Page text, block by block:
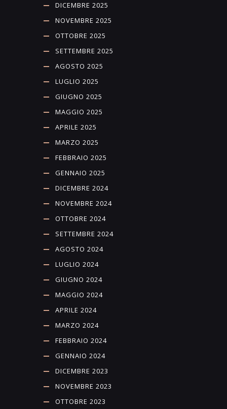
DICEMBRE 2025
NOVEMBRE 2025
OTTOBRE 2025
SETTEMBRE 2025
AGOSTO 2025
LUGLIO 2025
GIUGNO 2025
MAGGIO 2025
APRILE 2025
MARZO 2025
FEBBRAIO 2025
GENNAIO 2025
DICEMBRE 2024
NOVEMBRE 2024
OTTOBRE 2024
SETTEMBRE 2024
AGOSTO 2024
LUGLIO 2024
GIUGNO 2024
MAGGIO 2024
APRILE 2024
MARZO 2024
FEBBRAIO 2024
GENNAIO 2024
DICEMBRE 2023
NOVEMBRE 2023
OTTOBRE 2023